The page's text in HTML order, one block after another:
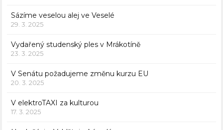
Sázíme veselou alej ve Veselé
29. 3. 2025
Vydařený studenský ples v Mrákotíně
23. 3. 2025
V Senátu požadujeme změnu kurzu EU
20. 3. 2025
V elektroTAXI za kulturou
17. 3. 2025